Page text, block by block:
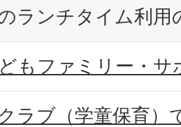
ランチタイム利用
もファミリー・サ
ラブ（学童保育）